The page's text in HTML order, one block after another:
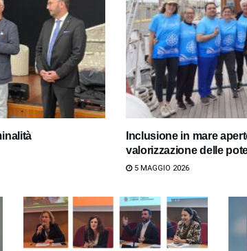
Inclusione in mare
valorizzazione delle
5 MAGGIO 2026